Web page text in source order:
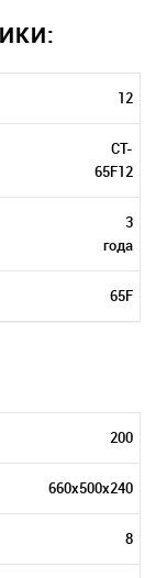
12
CT-
65F12
3
года
65F
200
660x500x240
8